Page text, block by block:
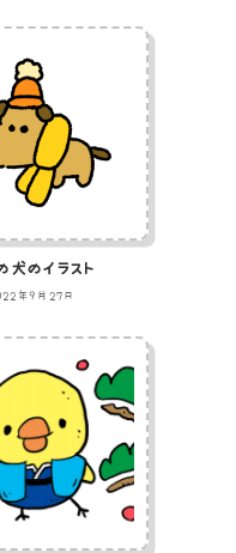
犬のイラスト
年9月27日